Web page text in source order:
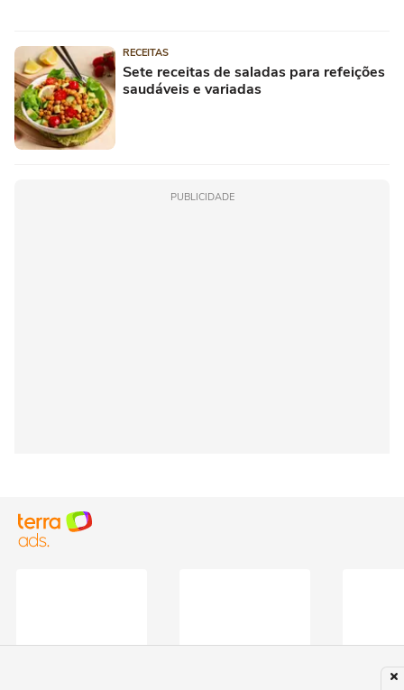
RECEITAS
Sete receitas de saladas para refeições
saudáveis e variadas
PUBLICIDADE